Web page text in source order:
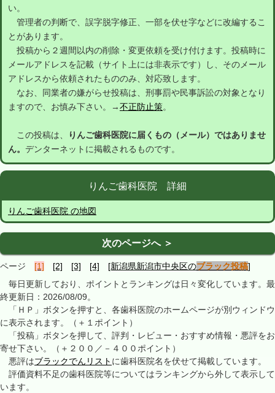
い。
管理者の判断で、誤字脱字修正、一部を伏せ字などに改編するこ
とがあります。
投稿から２週間以内の削除・変更依頼を受け付けます。投稿時に
メールアドレスを記載（サイト上には非表示です）し、そのメール
アドレスから依頼されたもののみ、対応致します。
なお、同業者の嫌がらせ投稿は、刑事罰や民事訴訟の対象となり
ますので、お慎み下さい。→不正防止策。
この投稿は、
りんご歯科医院に届くもの（メール）ではありませ
ん。 デンターネットに掲載されるものです。
りんご歯科医院 詳細
りんご歯科医院 の地図
次のページへ ＞
ページ [1] [2] [3] [4] [新潟県新潟市中央区のブラック投稿]
毎日更新しており、ポイントとランキングは日々変化しています。最
終更新日：2026/08/09。
「ＨＰ」ボタンを押すと、各歯科医院のホームページが別ウィンドウ
に表示されます。（＋１ポイント）
「投稿」ボタンを押して、評判・レビュー・おすすめ情報・悪評をお
寄せ下さい。（＋２００／－４００ポイント）
悪評はブラックでんリスト に歯科医院名を伏せて掲載しています。
評価資料不足の歯科医院等についてはランキングから外して表示して
います。